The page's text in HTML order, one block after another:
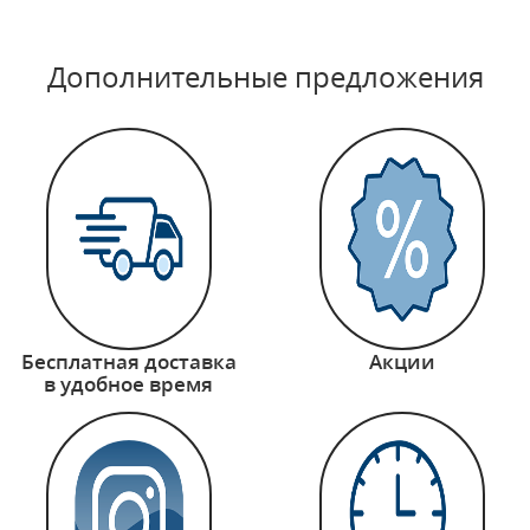
Дополнительные предложения
Бесплатная доставка
в удобное время
Акции